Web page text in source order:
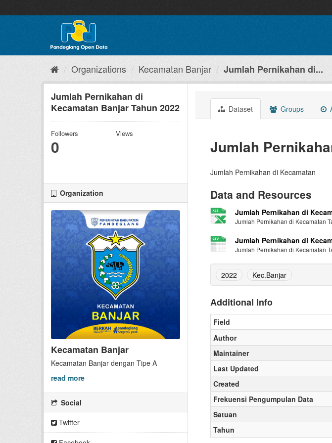
to
Organizations Kecamatan Banjar Jumlah Pernikahan di...
Jumlah Pernikahan di
Kecamatan Banjar Tahun 2022
Followers
0
Views
Organization
Kecamatan Banjar
Kecamatan Banjar dengan Tipe A
read more
Social
Twitter
Dataset Groups
Jumlah
Jumlah Pernikahan di Kecamatan
Data and Resources
Jumlah Pernikahan di
Jumlah Pernikahan di Kecamatan
Jumlah Pernikahan di
Jumlah Pernikahan di Kecamatan
2022 Kec.Banjar
Additional Info
Field
Author
Maintainer
Last Updated
Created
Frekuensi Pengumpulan Data
Satuan
Tahun